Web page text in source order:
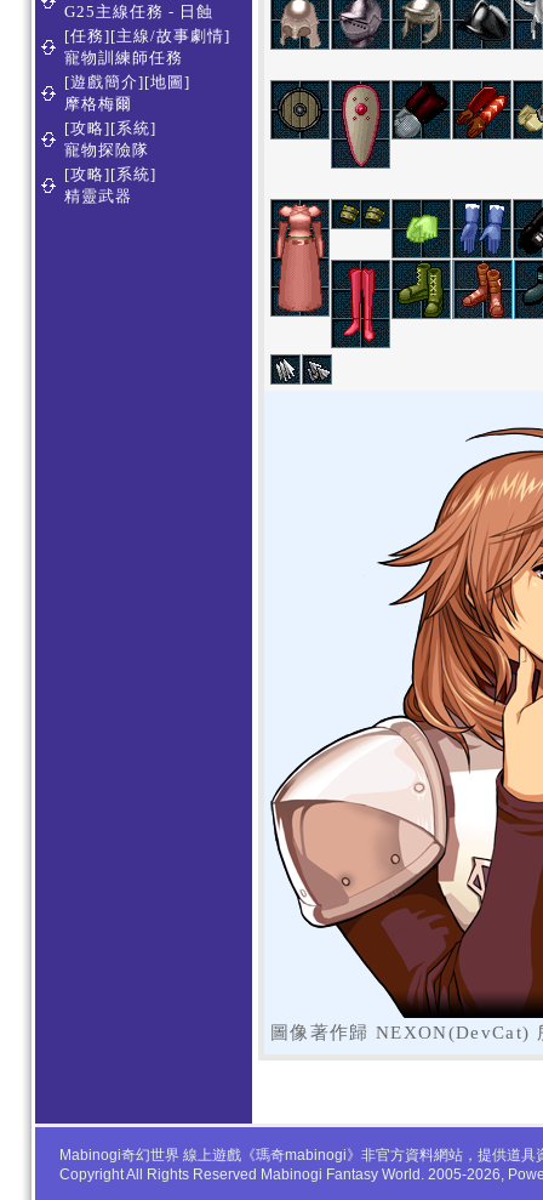
G25主線任務 - 日蝕
[任務][主線/故事劇情]
寵物訓練師任務
[遊戲簡介][地圖]
摩格梅爾
[攻略][系統]
寵物探險隊
[攻略][系統]
精靈武器
圖像著作歸 NEXON(DevCat)
Mabinogi奇幻世界 線上遊戲《瑪奇mabinogi》非官方資料網站，提供道
Copyright All Rights Reserved Mabinogi Fantasy World. 2005-2026,